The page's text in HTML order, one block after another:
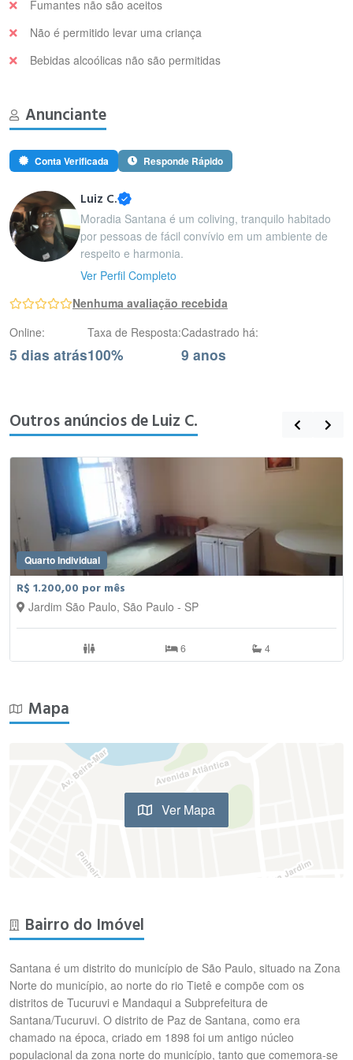
Fumantes não são aceitos
Não é permitido levar uma criança
Bebidas alcoólicas não são permitidas
Anunciante
Conta Verificada Responde Rápido
Luiz C.
Moradia Santana é um coliving, tranquilo habitado
por pessoas de fácil convívio em um ambiente de
respeito e harmonia.
Ver Perfil Completo
Nenhuma avaliação recebida
Online:
5 dias atrás
Taxa de Resposta:
100%
Cadastrado há:
9 anos
Outros anúncios de Luiz C.
Quarto Individual
R$ 1.200,00 por mês
Jardim São Paulo, São Paulo - SP
6 4
Mapa
Ver Mapa
Bairro do Imóvel
Santana é um distrito do município de São Paulo, situado na Zona
Norte do município, ao norte do rio Tietê e compõe com os
distritos de Tucuruvi e Mandaqui a Subprefeitura de
Santana/Tucuruvi. O distrito de Paz de Santana, como era
chamado na época, criado em 1898 foi um antigo núcleo
populacional da zona norte do município, tanto que comemora-se